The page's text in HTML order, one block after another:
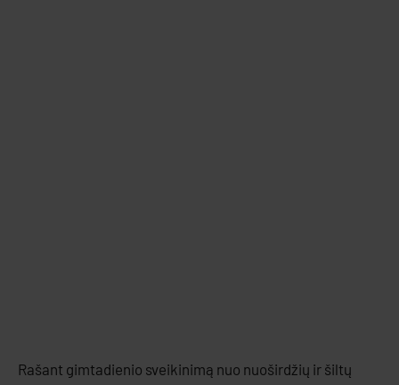
Rašant gimtadienio sveikinimą nuo nuoširdžių ir šiltų